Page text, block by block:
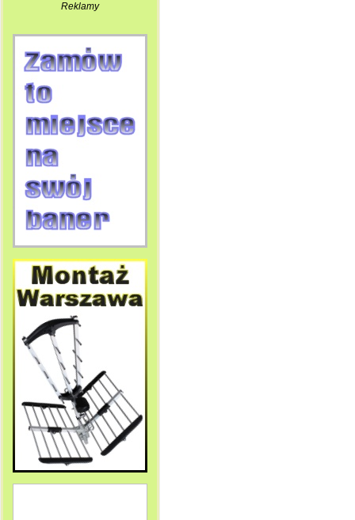
Reklamy